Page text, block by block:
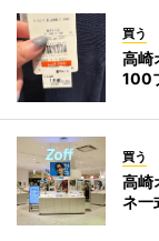
買う
高崎
100
買う
高崎
ネ一